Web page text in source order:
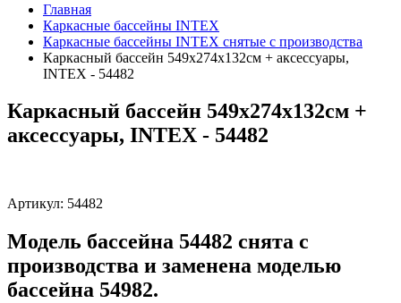
Главная
Каркасные бассейны INTEX
Каркасные бассейны INTEX снятые с производства
Каркасный бассейн 549х274х132см + аксессуары,
INTEX - 54482
Каркасный бассейн 549х274х132см +
аксессуары, INTEX - 54482
Артикул: 54482
Модель бассейна 54482 снята с
производства и заменена моделью
бассейна 54982.